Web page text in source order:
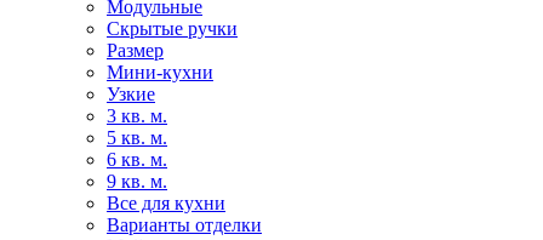
Модульные
Скрытые ручки
Размер
Мини-кухни
Узкие
3 кв. м.
5 кв. м.
6 кв. м.
9 кв. м.
Все для кухни
Варианты отделки